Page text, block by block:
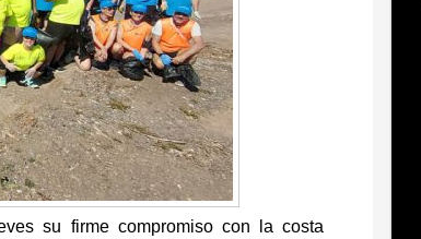
su firme compromiso con la costa